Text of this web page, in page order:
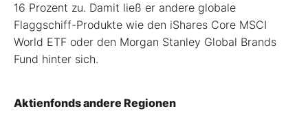
16 Prozent zu. Damit ließ er andere globale
Flaggschiff-Produkte wie den iShares Core MSCI
World ETF oder den Morgan Stanley Global Brands
Fund hinter sich.
Aktienfonds andere Regionen